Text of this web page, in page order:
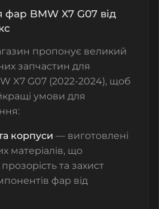
BMW X7 G07 від
пропонує великий
запчастин для
X7 G07 (2022-2024), щоб
умови для
корпуси — виготовлені
матеріалів, що
та захист
фар від